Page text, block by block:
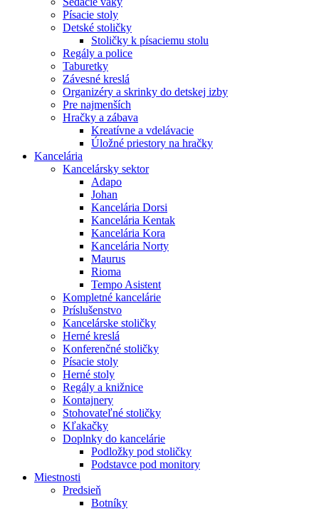
Písacie stoly
Detské stoličky
Stoličky k písaciemu stolu
Regály a police
Taburetky
Závesné kreslá
Organizéry a skrinky do detskej izby
Pre najmenších
Hračky a zábava
Kreatívne a vdelávacie
Úložné priestory na hračky
Kancelária
Kancelársky sektor
Adapo
Johan
Kancelária Dorsi
Kancelária Kentak
Kancelária Kora
Kancelária Norty
Maurus
Rioma
Tempo Asistent
Kompletné kancelárie
Príslušenstvo
Kancelárske stoličky
Herné kreslá
Konferenčné stoličky
Písacie stoly
Herné stoly
Regály a knižnice
Kontajnery
Stohovateľné stoličky
Kľakačky
Doplnky do kancelárie
Podložky pod stoličky
Podstavce pod monitory
Miestnosti
Predsieň
Botníky